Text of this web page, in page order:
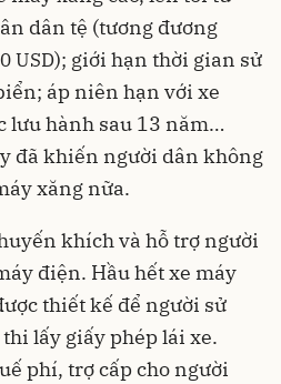
dân tệ (tương đương
USD); giới hạn thời gian sử
áp niên hạn với xe
lưu hành sau 13 năm…
đã khiến người dân không
xăng nữa.
khích và hỗ trợ người
điện. Hầu hết xe máy
thiết kế để người sử
lấy giấy phép lái xe.
phí, trợ cấp cho người